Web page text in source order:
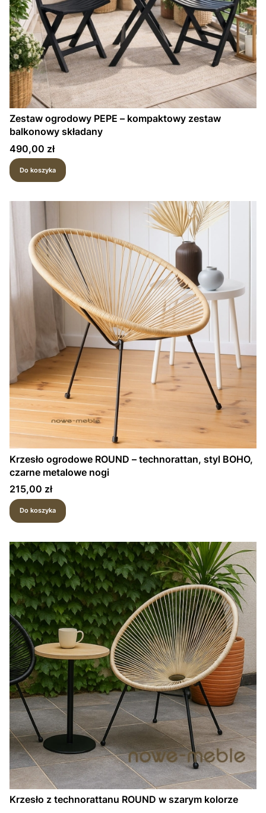
Zestaw ogrodowy PEPE – kompaktowy zestaw
balkonowy składany
Cena
490,00 zł
Do koszyka
Krzesło ogrodowe ROUND – technorattan, styl BOHO,
czarne metalowe nogi
Cena
215,00 zł
Do koszyka
Krzesło z technorattanu ROUND w szarym kolorze